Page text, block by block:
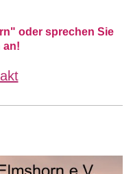
oder sprechen Sie
an!